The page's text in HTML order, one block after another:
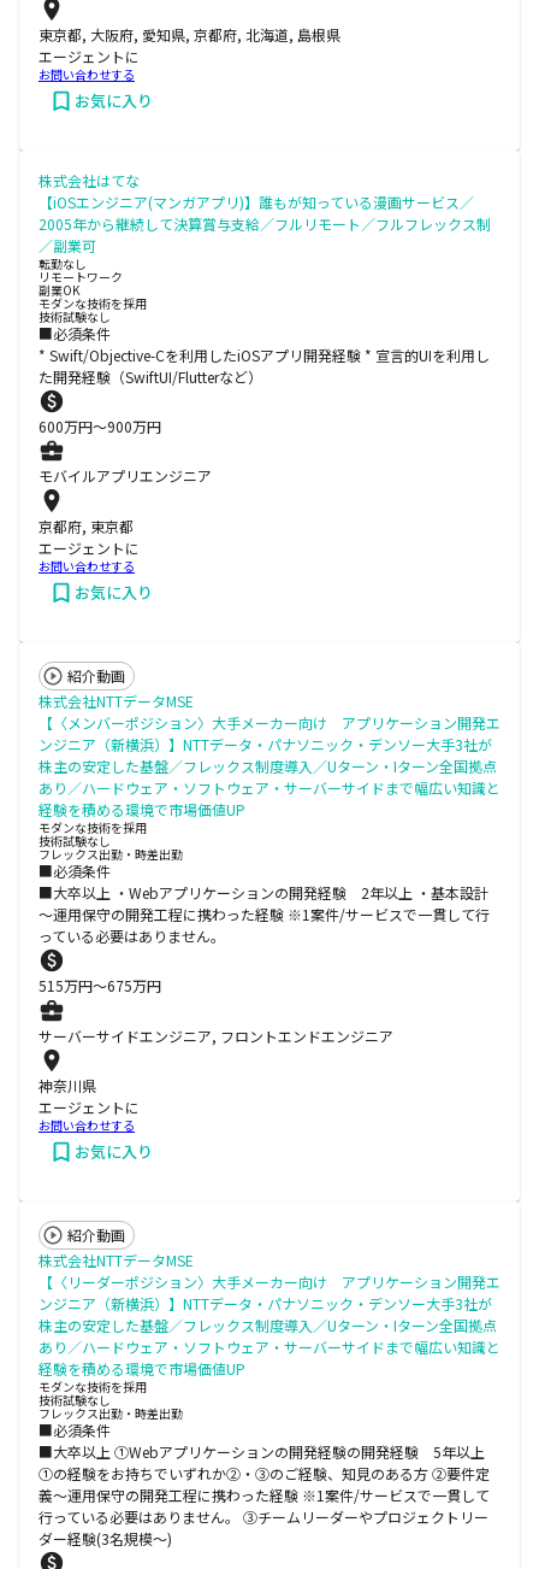
東京都, 大阪府, 愛知県, 京都府, 北海道, 島根県
エージェントに
お問い合わせする
お気に入り
株式会社はてな
【iOSエンジニア(マンガアプリ)】誰もが知っている漫画サービス／
2005年から継続して決算賞与支給／フルリモート／フルフレックス制
／副業可
転勤なし
リモートワーク
副業OK
モダンな技術を採用
技術試験なし
■必須条件
* Swift/Objective-Cを利用したiOSアプリ開発経験 * 宣言的UIを利用し
た開発経験（SwiftUI/Flutterなど）
600万円〜900万円
モバイルアプリエンジニア
京都府, 東京都
エージェントに
お問い合わせする
お気に入り
紹介動画
株式会社NTTデータMSE
【〈メンバーポジション〉大手メーカー向け アプリケーション開発エ
ンジニア（新横浜）】NTTデータ・パナソニック・デンソー大手3社が
株主の安定した基盤／フレックス制度導入／Uターン・Iターン全国拠点
あり／ハードウェア・ソフトウェア・サーバーサイドまで幅広い知識と
経験を積める環境で市場価値UP
モダンな技術を採用
技術試験なし
フレックス出勤・時差出勤
■必須条件
■大卒以上 ・Webアプリケーションの開発経験 2年以上 ・基本設計
～運用保守の開発工程に携わった経験 ※1案件/サービスで一貫して行
っている必要はありません。
515万円〜675万円
サーバーサイドエンジニア, フロントエンドエンジニア
神奈川県
エージェントに
お問い合わせする
お気に入り
紹介動画
株式会社NTTデータMSE
【〈リーダーポジション〉大手メーカー向け アプリケーション開発エ
ンジニア（新横浜）】NTTデータ・パナソニック・デンソー大手3社が
株主の安定した基盤／フレックス制度導入／Uターン・Iターン全国拠点
あり／ハードウェア・ソフトウェア・サーバーサイドまで幅広い知識と
経験を積める環境で市場価値UP
モダンな技術を採用
技術試験なし
フレックス出勤・時差出勤
■必須条件
■大卒以上 ①Webアプリケーションの開発経験の開発経験 5年以上
①の経験をお持ちでいずれか②・③のご経験、知見のある方 ②要件定
義～運用保守の開発工程に携わった経験 ※1案件/サービスで一貫して
行っている必要はありません。 ③チームリーダーやプロジェクトリー
ダー経験(3名規模～)